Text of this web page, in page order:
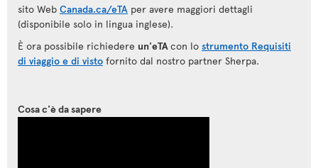
sito Web Canada.ca/eTA per avere maggiori dettagli
(disponibile solo in lingua inglese).
È ora possibile richiedere un'eTAcon lo strumento Requisiti
di viaggio e di visto fornito dal nostro partner Sherpa.
Cosa c'è da sapere